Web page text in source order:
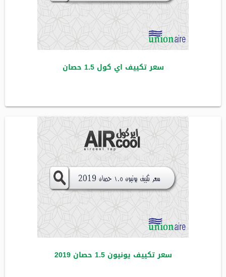
سعر تكييف اي كول 1.5 حصان
سعر تكييف يونيون 1.5 حصان 2019